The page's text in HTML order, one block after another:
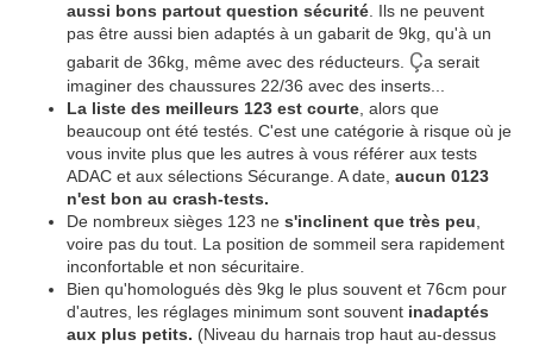
aussi bons partout question sécurité . Ils ne peuvent
pas être aussi bien adaptés à un gabarit de 9kg, qu'à un
gabarit de 36kg, même avec des réducteurs. Ça serait
imaginer des chaussures 22/36 avec des inserts...
La liste des meilleurs 123 est courte , alors que
beaucoup ont été testés. C'est une catégorie à risque où je
vous invite plus que les autres à vous référer aux tests
ADAC et aux sélections Sécurange. A date, aucun 0123
n'est bon au crash-tests.
De nombreux sièges 123 ne s'inclinent que très peu
voire pas du tout. La position de sommeil sera rapidement
inconfortable et non sécuritaire.
Bien qu'homologués dès 9kg le plus souvent et 76cm pour
d'autres, les réglages minimum sont souvent inadaptés
aux plus petits. (Niveau du harnais trop haut au-dessus